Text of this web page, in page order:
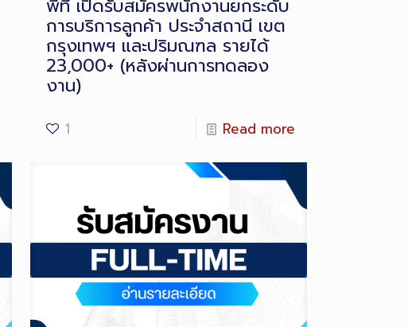
พีที เปิดรับสมัครพนักงานยกระดับ
การบริการลูกค้า ประจำสถานี เขต
กรุงเทพฯ และปริมณฑล รายได้
23,000+ (หลังผ่านการทดลอง
งาน)
1 Read more